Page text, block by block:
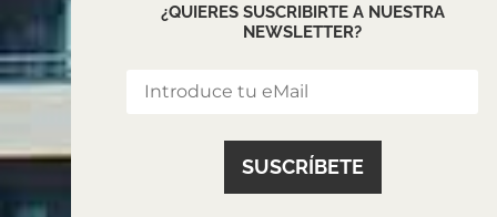
¿QUIERES SUSCRIBIRTE A NUESTRA
NEWSLETTER?